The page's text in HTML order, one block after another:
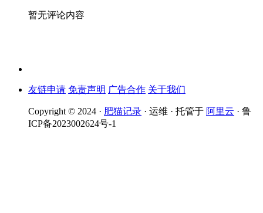
暂无评论内容
友链申请 免责声明 广告合作 关于我们
Copyright © 2024 · 肥猫记录 · 运维 · 托管于 阿里云 · 鲁
ICP备2023002624号-1